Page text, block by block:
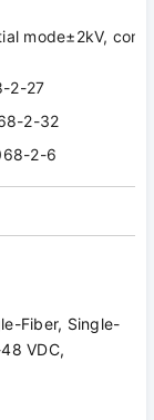
mode±2kV,
2-27
2-32
2-6
Fiber, Single-
VDC,